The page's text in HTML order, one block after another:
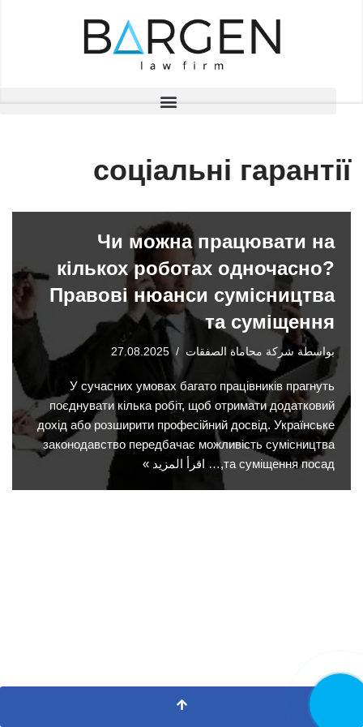
соціальні гарантії
Чи можна працювати на
кількох роботах одночасно?
Правові нюанси сумісництва
та суміщення
بواسطة شركة محاماة الصفقات 27.08.2025
У сучасних умовах багато працівників прагнуть
поєднувати кілька робіт, щоб отримати додатковий
дохід або розширити професійний досвід. Українське
законодавство передбачає можливість сумісництва
та суміщення посад,…
اقرأ المزيد »